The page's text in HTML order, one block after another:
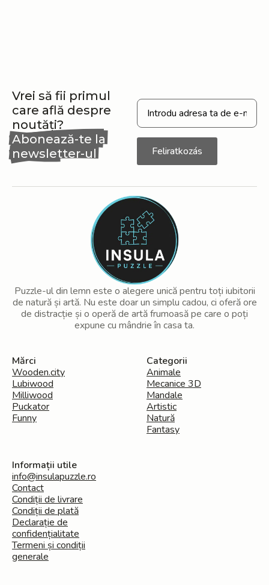
Vrei să fii primul
care află despre
noutăți?
Abonează-te la
newsletter-ul
nostru
Feliratkozás
Puzzle-ul din lemn este o alegere unică pentru toți iubitorii
de natură și artă. Nu este doar un simplu cadou, ci oferă ore
de distracție și o operă de artă frumoasă pe care o poți
expune cu mândrie în casa ta.
Mărci
Wooden.city
Lubiwood
Milliwood
Puckator
Funny
Categorii
Animale
Mecanice 3D
Mandale
Artistic
Natură
Fantasy
Informații utile
info@insulapuzzle.ro
Contact
Condiții de livrare
Condiții de plată
Declarație de
confidențialitate
Termeni și condiții
generale